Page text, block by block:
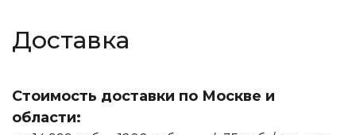
Доставка
Стоимость доставки по Москве и
области: